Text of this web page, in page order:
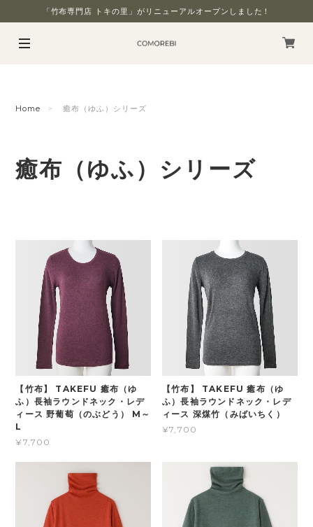
「竹布専門店 トキの里」がリニューアルオープンしました！
Home 癒布（ゆふ）シリーズ
癒布（ゆふ）シリーズ
【竹布】 TAKEFU 癒布（ゆ
ふ）長袖ラウンドネック・レデ
ィース 野葡萄（のぶどう） M～
L
¥7,700
【竹布】 TAKEFU 癒布（ゆ
ふ）長袖ラウンドネック・レデ
ィース 深煤竹（みばいちく）
¥7,700